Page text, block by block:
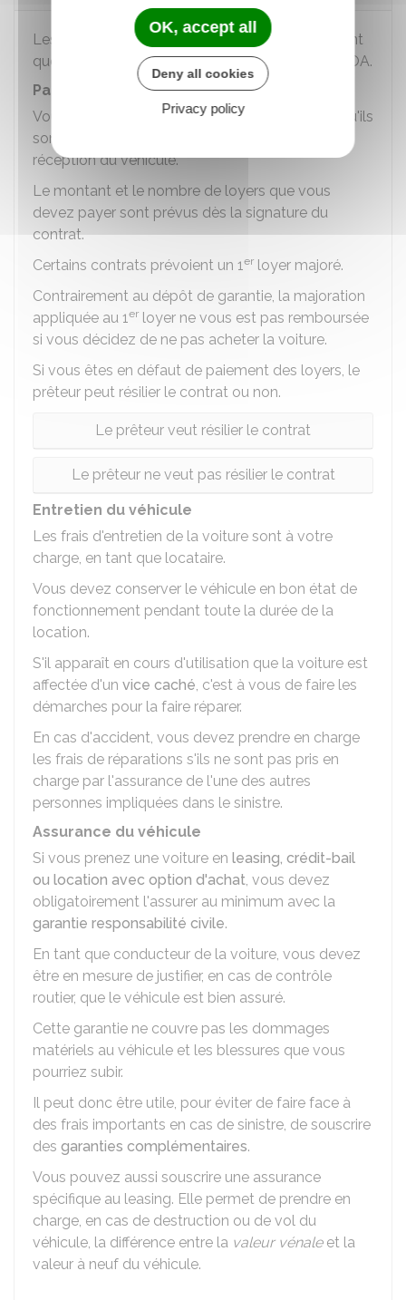
Les obligations que vous devez respecter en tant
que locataire sont prévues dans le contrat de LOA.
Paiement des loyers
Vous avez l'obligation de payer les loyers tels qu'ils
sont fixés dans le contrat à partir de la date de
réception du véhicule.
Le montant et le nombre de loyers que vous
devez payer sont prévus dès la signature du
contrat.
Certains contrats prévoient un 1er loyer majoré.
Contrairement au dépôt de garantie, la majoration
appliquée au 1er loyer ne vous est pas remboursée
si vous décidez de ne pas acheter la voiture.
Si vous êtes en défaut de paiement des loyers, le
prêteur peut résilier le contrat ou non.
Le prêteur veut résilier le contrat
Le prêteur ne veut pas résilier le contrat
Entretien du véhicule
Les frais d'entretien de la voiture sont à votre
charge, en tant que locataire.
Vous devez conserver le véhicule en bon état de
fonctionnement pendant toute la durée de la
location.
S'il apparaît en cours d'utilisation que la voiture est
affectée d'un vice caché, c'est à vous de faire les
démarches pour la faire réparer.
En cas d'accident, vous devez prendre en charge
les frais de réparations s'ils ne sont pas pris en
charge par l'assurance de l'une des autres
personnes impliquées dans le sinistre.
Assurance du véhicule
Si vous prenez une voiture en leasing, crédit-bail
ou location avec option d'achat, vous devez
obligatoirement l'assurer au minimum avec la
garantie responsabilité civile.
En tant que conducteur de la voiture, vous devez
être en mesure de justifier, en cas de contrôle
routier, que le véhicule est bien assuré.
Cette garantie ne couvre pas les dommages
matériels au véhicule et les blessures que vous
pourriez subir.
Il peut donc être utile, pour éviter de faire face à
des frais importants en cas de sinistre, de souscrire
des garanties complémentaires.
Vous pouvez aussi souscrire une assurance
spécifique au leasing. Elle permet de prendre en
charge, en cas de destruction ou de vol du
véhicule, la différence entre la valeur vénaleet la
valeur à neuf du véhicule.
OK, accept all
Deny all cookies
Privacy policy